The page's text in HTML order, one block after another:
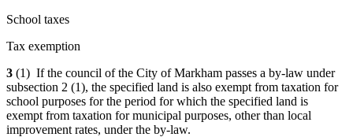
School taxes
Tax exemption
3 (1) If the council of the City of Markham passes a by-law under
subsection 2 (1), the specified land is also exempt from taxation for
school purposes for the period for which the specified land is
exempt from taxation for municipal purposes, other than local
improvement rates, under the by-law.